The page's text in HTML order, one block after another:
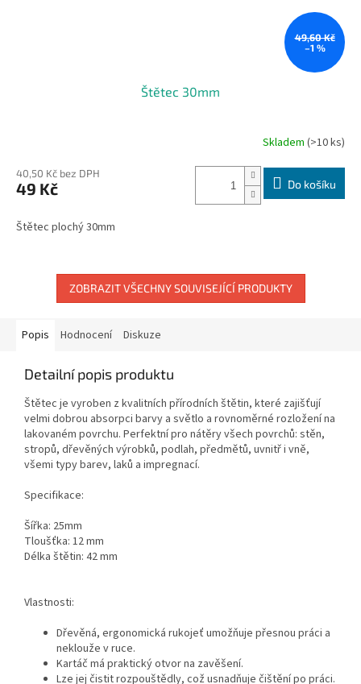
49,60 Kč
–1 %
Štětec 30mm
Skladem (>10 ks)
40,50 Kč bez DPH
49 Kč Do košíku
Štětec plochý 30mm
ZOBRAZIT VŠECHNY SOUVISEJÍCÍ PRODUKTY
Popis Hodnocení Diskuze
Detailní popis produktu
Štětec je vyroben z kvalitních přírodních štětin, které zajišťují
velmi dobrou absorpci barvy a světlo a rovnoměrné rozložení na
lakovaném povrchu. Perfektní pro nátěry všech povrchů: stěn,
stropů, dřevěných výrobků, podlah, předmětů, uvnitř i vně,
všemi typy barev, laků a impregnací.
Specifikace:
Šířka: 25mm
Tloušťka: 12 mm
Délka štětin: 42 mm
Vlastnosti:
Dřevěná, ergonomická rukojeť umožňuje přesnou práci a
neklouže v ruce.
Kartáč má praktický otvor na zavěšení.
Lze jej čistit rozpouštědly, což usnadňuje čištění po práci.